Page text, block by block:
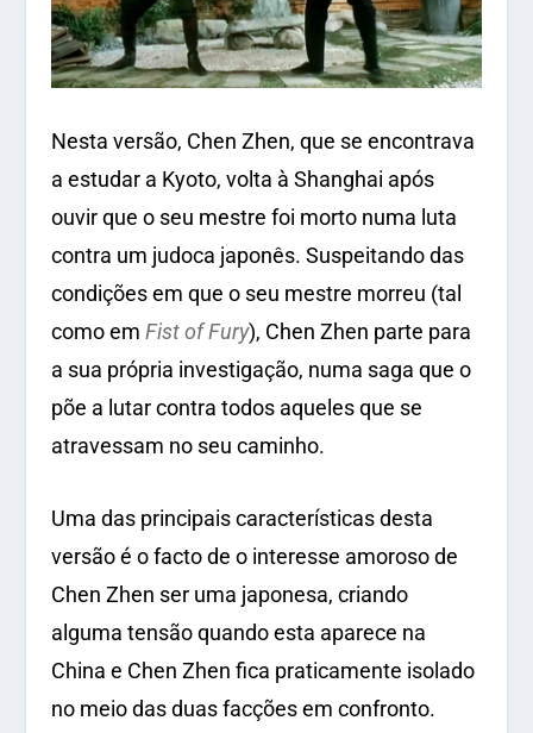
Nesta versão, Chen Zhen, que se encontrava
a estudar a Kyoto, volta à Shanghai após
ouvir que o seu mestre foi morto numa luta
contra um judoca japonês. Suspeitando das
condições em que o seu mestre morreu (tal
como em Fist of Fury), Chen Zhen parte para
a sua própria investigação, numa saga que o
põe a lutar contra todos aqueles que se
atravessam no seu caminho.
Uma das principais características desta
versão é o facto de o interesse amoroso de
Chen Zhen ser uma japonesa, criando
alguma tensão quando esta aparece na
China e Chen Zhen fica praticamente isolado
no meio das duas facções em confronto.